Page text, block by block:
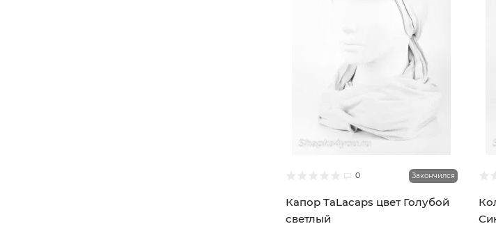
0 Закончился
Капор TaLacaps цвет Голубой
светлый